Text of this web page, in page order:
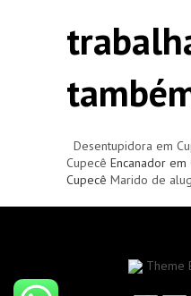
Desentupidora em
Cupecê Encanador em
Cupecê Marido de
Theme